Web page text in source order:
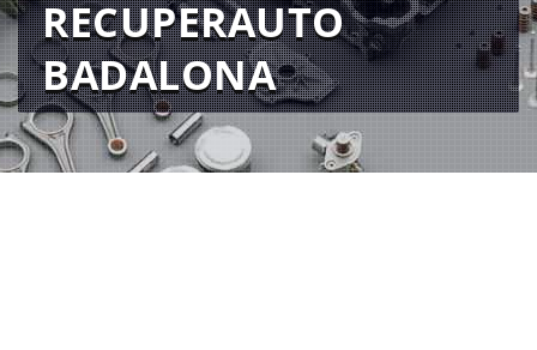
RECUPERAUTO
BADALONA